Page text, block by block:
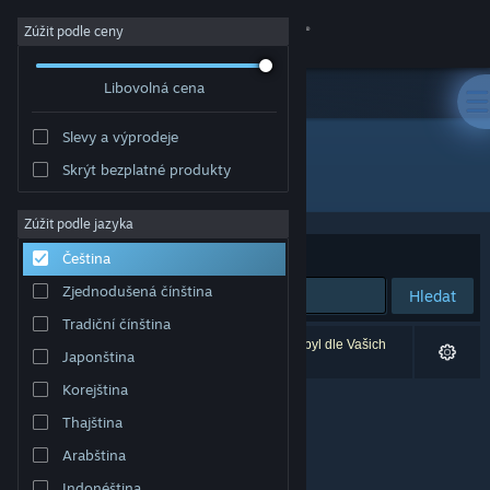
Přihlásit se
Komunita
Informace
Podpora
Změnit jazyk
Mobilní aplikace služby Steam
Desktopová verze stránky
Zúžit podle ceny
Libovolná cena
Slevy a výprodeje
Skrýt bezplatné produkty
Zúžit podle jazyka
Čeština
Zjednodušená čínština
Tradiční čínština
Japonština
Korejština
Thajština
Arabština
Vývojář: Disney Interactive Studios
Seřadit podle
Hledat
Vašemu zadání odpovídá 0 výsledků. 1 produkt byl dle Vašich
předvoleb vyloučen z výsledků vyhledávání.